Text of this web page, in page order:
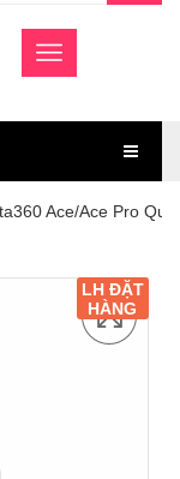
Ace/Ace Pro
LH ĐẶT
HÀNG